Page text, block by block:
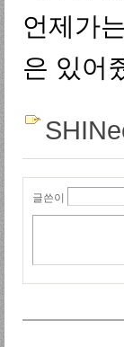
언제가
은 있어
글쓴이